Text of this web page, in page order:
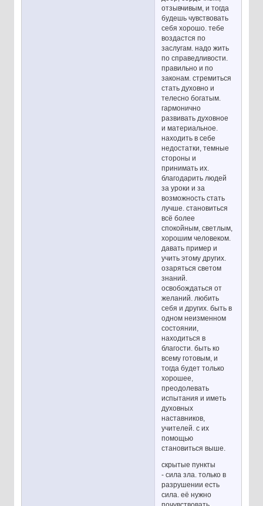
отзывчивым, и тогда
будешь чувствовать
себя хорошо. тебе
воздастся по
заслугам. надо жить
по справедливости.
правильно и по
законам. стремиться
стать духовно и
телесно богатым.
гармонично
развивать духовное
и материальное.
находить в себе
недостатки, темные
стороны и
принимать их.
благодарить людей
за уроки и за
возможность стать
лучше. становиться
всё более
спокойным, светлым,
хорошим человеком.
давать пример и
учить этому других.
озаряться светом
знаний.
освобождаться от
желаний. любить
себя и других. быть в
одном неизменном
состоянии,
находиться в
благости. быть ко
всему готовым, и
тогда будет только
хорошее,
преодолевать
испытания и иметь
духовных
наставников,
учителей. с их
помощью
становиться выше.
скрытые пункты
- сила зла. только в
разрушении есть
сила. её нужно